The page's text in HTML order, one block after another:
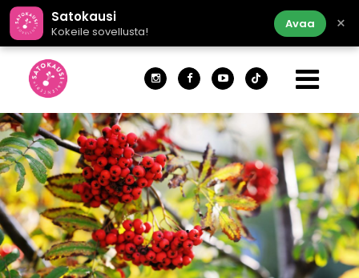
Satokausi
Kokeile sovellusta!
Avaa ×